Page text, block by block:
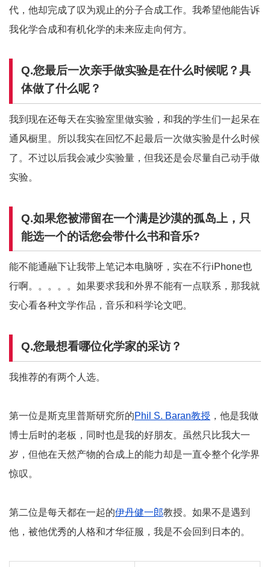
代，他却完成了叹为观止的分子合成工作。我希望他能告诉
我化学合成和有机化学的未来应走向何方。
Q.您最后一次亲手做实验是在什么时候呢？具
体做了什么呢？
我到现在还每天在实验室里做实验，和我的学生们一起呆在
通风橱里。所以我实在回忆不起最后一次做实验是什么时候
了。不过以后我会减少实验量，但我还是会尽量自己动手做
实验。
Q.如果您被滞留在一个满是沙漠的孤岛上，只
能选一个的话您会带什么书和音乐?
能不能通融下让我带上笔记本电脑呀，实在不行iPhone也
行啊。。。。。如果要求我和外界不能有一点联系，那我就
安心看各种文学作品，音乐和科学论文吧。
Q.您最想看哪位化学家的采访？
我推荐的有两个人选。
第一位是斯克里普斯研究所的Phil S. Baran教授 ，他是我做
博士后时的老板，同时也是我的好朋友。虽然只比我大一
岁，但他在天然产物的合成上的能力却是一直令整个化学界
惊叹。
第二位是每天都在一起的伊丹健一郎教授。如果不是遇到
他，被他优秀的人格和才华征服，我是不会回到日本的。